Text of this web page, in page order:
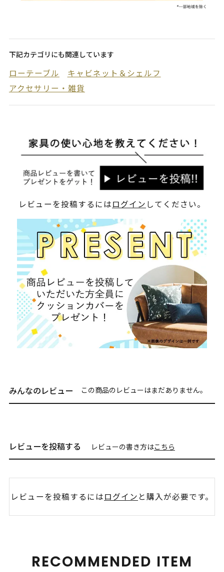
下記カテゴリにも関連しています
ローテーブル
キャビネット＆シェルフ
アクセサリー・雑貨
レビューを投稿するにはログイン してください。
みんなのレビュー この商品のレビューはまだありません。
レビューを投稿する レビューの書き方はこちら
レビューを投稿するにはログイン と購入が必要です。
RECOMMENDED ITEM